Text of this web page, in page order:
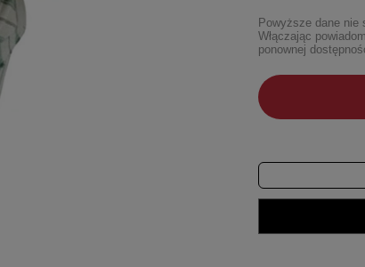
Powyższe dane nie
Włączając
ponownej